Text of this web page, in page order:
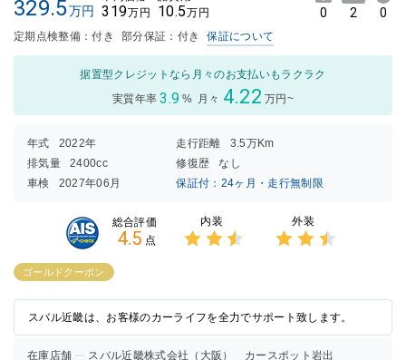
329.5万円 319万円 10.5万円 0 2 0
定期点検整備：付き 部分保証：付き 保証について
据置型クレジットなら月々のお支払いもラクラク
実質年率 3.9 % 月々 4.22 万円~
年式 2022年 走行距離
3.5万Km
排気量
2400cc 修復歴
なし
車検
2027年06月 保証付：24ヶ月・走行無制限
総合評価
4.5 点
内装 外装
ゴールドクーポン
スバル近畿は、お客様のカーライフを全力でサポート致します。
在庫店舗 スバル近畿株式会社（大阪） カースポット岩出